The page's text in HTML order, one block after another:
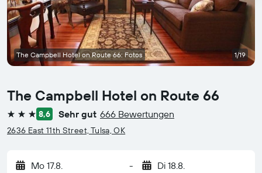
The Campbell Hotel on Route 66
3 Sterne8,6 Sehr gut 666 Bewertungen
2636 East 11th Street, Tulsa, OK
Mo 17.8. - Di 18.8.
The Campbell Hotel on Route 66: Fotos 1/19